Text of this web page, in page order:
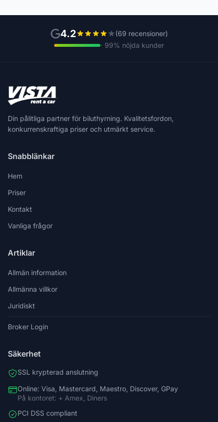
4.2
(69 recensioner)
· 99% nöjda kunder
Din pålitliga partner för biluthyrning. Kvalitetsfordon,
konkurrenskraftiga priser och utmärkt service.
Snabblänkar
Hem
Priser
Kontakt
Vanliga frågor
Artiklar
Allmän information
Allmänna villkor
Juridiskt
Broker Login
Säkerhet
SSL krypterad anslutning
Online: Visa, Mastercard, Maestro, Discover, GPay
På kontoret: + Amex, Diners
PCI DSS compliant